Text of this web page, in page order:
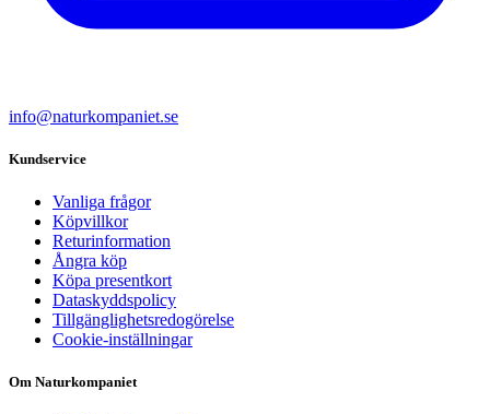
info@naturkompaniet.se
Kundservice
Vanliga frågor
Köpvillkor
Returinformation
Ångra köp
Köpa presentkort
Dataskyddspolicy
Tillgänglighetsredogörelse
Cookie-inställningar
Om Naturkompaniet